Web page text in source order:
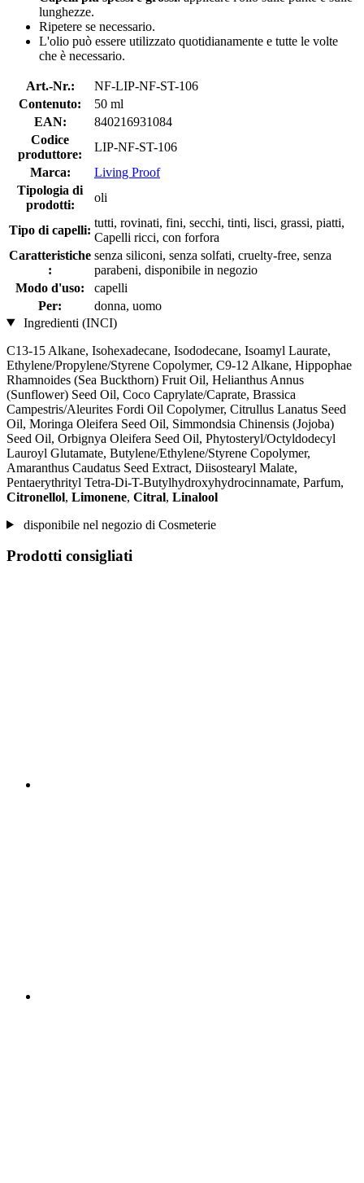
lunghezze.
Ripetere se necessario.
L'olio può essere utilizzato quotidianamente e tutte le volte
che è necessario.
Art.-Nr.:
NF-LIP-NF-ST-106
Contenuto:
50 ml
EAN:
840216931084
Codice
produttore:
LIP-NF-ST-106
Marca:
Living Proof
Tipologia di
prodotti:
oli
Tipo di capelli:
tutti, rovinati, fini, secchi, tinti, lisci, grassi, piatti,
Capelli ricci, con forfora
Caratteristiche
:
senza siliconi, senza solfati, cruelty-free, senza
parabeni, disponibile in negozio
Modo d'uso:
capelli
Per:
donna, uomo
Ingredienti (INCI)
C13‐15 Alkane, Isohexadecane, Isododecane, Isoamyl Laurate,
Ethylene/Propylene/Styrene Copolymer, C9-12 Alkane, Hippophae
Rhamnoides (Sea Buckthorn) Fruit Oil, Helianthus Annus
(Sunflower) Seed Oil, Coco Caprylate/Caprate, Brassica
Campestris/Aleurites Fordi Oil Copolymer, Citrullus Lanatus Seed
Oil, Moringa Oleifera Seed Oil, Simmondsia Chinensis (Jojoba)
Seed Oil, Orbignya Oleifera Seed Oil, Phytosteryl/Octyldodecyl
Lauroyl Glutamate, Butylene/Ethylene/Styrene Copolymer,
Amaranthus Caudatus Seed Extract, Diisostearyl Malate,
Pentaerythrityl Tetra-Di-T-Butylhydroxyhydrocinnamate, Parfum,
Citronellol, Limonene, Citral, Linalool
disponibile nel negozio di Cosmeterie
Prodotti consigliati